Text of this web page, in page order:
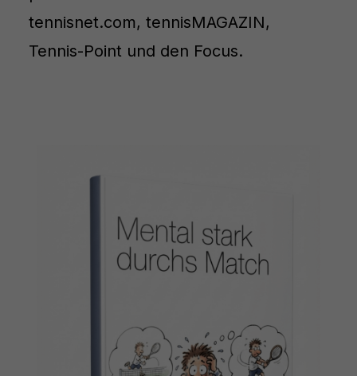
tennisnet.com, tennisMAGAZIN,
Tennis-Point und den Focus.